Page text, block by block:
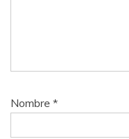
Nombre *